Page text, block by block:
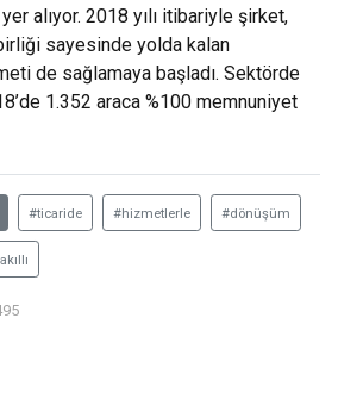
alıyor. 2018 yılı itibariyle şirket,
sayesinde yolda kalan
de sağlamaya başladı. Sektörde
1.352 araca %100 memnuniyet
#ticaride #hizmetlerle #dönüşüm